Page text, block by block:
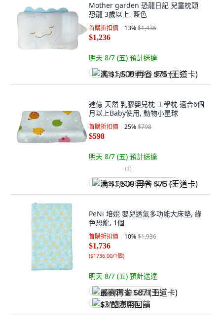
Mother garden 恐龍日記 兒童枕頭
恐龍 3歲以上, 藍色
首購折扣價 13%$1,436
$1,236
明天 8/7 (五) 預計送達
满 $1,500 再省 $75 (王道卡)
進億 天然 乳膠嬰兒枕 工學枕 適合6個
月以上Baby使用, 動物小星球
首購折扣價 25%$798
$598
明天 8/7 (五) 預計送達
(1)
满 $1,500 再省 $75 (王道卡)
PeNi 培婗 嬰兒透氣多功能大床墊, 綠
色恐龍, 1個
首購折扣價 10%$1,936
$1,736
($1736.00/1個)
明天 8/7 (五) 預計送達
最高再省 $87 (王道卡)
$3 酷澎幣回饋